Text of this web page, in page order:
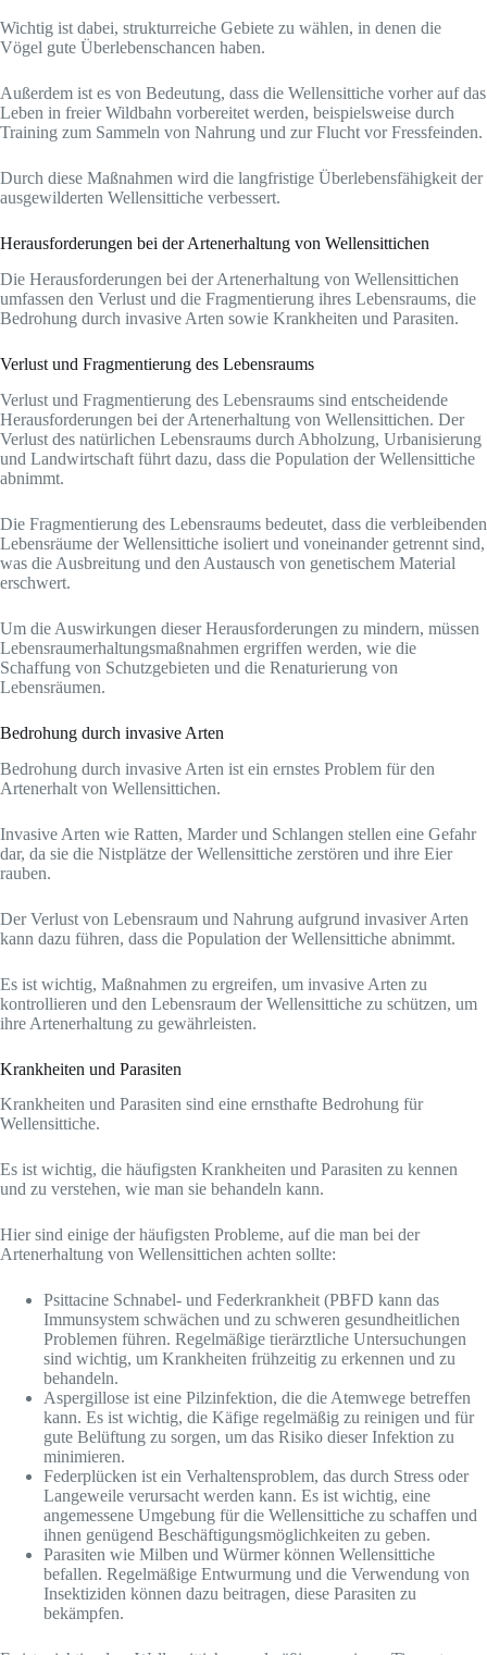
Wichtig ist dabei, strukturreiche Gebiete zu wählen, in denen die
Vögel gute Überlebenschancen haben.
Außerdem ist es von Bedeutung, dass die Wellensittiche vorher auf das
Leben in freier Wildbahn vorbereitet werden, beispielsweise durch
Training zum Sammeln von Nahrung und zur Flucht vor Fressfeinden.
Durch diese Maßnahmen wird die langfristige Überlebensfähigkeit der
ausgewilderten Wellensittiche verbessert.
Herausforderungen bei der Artenerhaltung von Wellensittichen
Die Herausforderungen bei der Artenerhaltung von Wellensittichen
umfassen den Verlust und die Fragmentierung ihres Lebensraums, die
Bedrohung durch invasive Arten sowie Krankheiten und Parasiten.
Verlust und Fragmentierung des Lebensraums
Verlust und Fragmentierung des Lebensraums sind entscheidende
Herausforderungen bei der Artenerhaltung von Wellensittichen. Der
Verlust des natürlichen Lebensraums durch Abholzung, Urbanisierung
und Landwirtschaft führt dazu, dass die Population der Wellensittiche
abnimmt.
Die Fragmentierung des Lebensraums bedeutet, dass die verbleibenden
Lebensräume der Wellensittiche isoliert und voneinander getrennt sind,
was die Ausbreitung und den Austausch von genetischem Material
erschwert.
Um die Auswirkungen dieser Herausforderungen zu mindern, müssen
Lebensraumerhaltungsmaßnahmen ergriffen werden, wie die
Schaffung von Schutzgebieten und die Renaturierung von
Lebensräumen.
Bedrohung durch invasive Arten
Bedrohung durch invasive Arten ist ein ernstes Problem für den
Artenerhalt von Wellensittichen.
Invasive Arten wie Ratten, Marder und Schlangen stellen eine Gefahr
dar, da sie die Nistplätze der Wellensittiche zerstören und ihre Eier
rauben.
Der Verlust von Lebensraum und Nahrung aufgrund invasiver Arten
kann dazu führen, dass die Population der Wellensittiche abnimmt.
Es ist wichtig, Maßnahmen zu ergreifen, um invasive Arten zu
kontrollieren und den Lebensraum der Wellensittiche zu schützen, um
ihre Artenerhaltung zu gewährleisten.
Krankheiten und Parasiten
Krankheiten und Parasiten sind eine ernsthafte Bedrohung für
Wellensittiche.
Es ist wichtig, die häufigsten Krankheiten und Parasiten zu kennen
und zu verstehen, wie man sie behandeln kann.
Hier sind einige der häufigsten Probleme, auf die man bei der
Artenerhaltung von Wellensittichen achten sollte:
Psittacine Schnabel- und Federkrankheit (PBFD kann das
Immunsystem schwächen und zu schweren gesundheitlichen
Problemen führen. Regelmäßige tierärztliche Untersuchungen
sind wichtig, um Krankheiten frühzeitig zu erkennen und zu
behandeln.
Aspergillose ist eine Pilzinfektion, die die Atemwege betreffen
kann. Es ist wichtig, die Käfige regelmäßig zu reinigen und für
gute Belüftung zu sorgen, um das Risiko dieser Infektion zu
minimieren.
Federplücken ist ein Verhaltensproblem, das durch Stress oder
Langeweile verursacht werden kann. Es ist wichtig, eine
angemessene Umgebung für die Wellensittiche zu schaffen und
ihnen genügend Beschäftigungsmöglichkeiten zu geben.
Parasiten wie Milben und Würmer können Wellensittiche
befallen. Regelmäßige Entwurmung und die Verwendung von
Insektiziden können dazu beitragen, diese Parasiten zu
bekämpfen.